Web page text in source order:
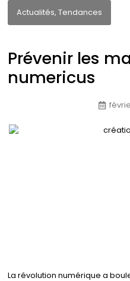
Actualités, Tendances
Prévenir les
numericus
La révolution numérique a